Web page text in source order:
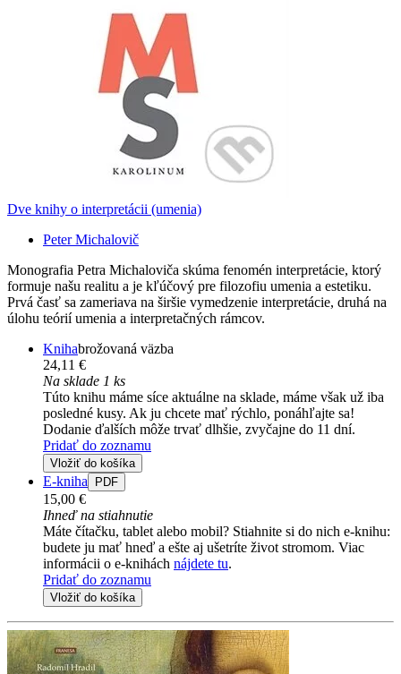
Dve knihy o interpretácii (umenia)
Peter Michalovič
Monografia Petra Michaloviča skúma fenomén interpretácie, ktorý
formuje našu realitu a je kľúčový pre filozofiu umenia a estetiku.
Prvá časť sa zameriava na širšie vymedzenie interpretácie, druhá na
úlohu teórií umenia a interpretačných rámcov.
Knihabrožovaná väzba
24,11 €
Na sklade 1 ks
Túto knihu máme síce aktuálne na sklade, máme však už iba
posledné kusy. Ak ju chcete mať rýchlo, ponáhľajte sa!
Dodanie ďalších môže trvať dlhšie, zvyčajne do 11 dní.
Pridať do zoznamu
Vložiť do košíka
E-kniha PDF
15,00 €
Ihneď na stiahnutie
Máte čítačku, tablet alebo mobil? Stiahnite si do nich e-knihu:
budete ju mať hneď a ešte aj ušetríte život stromom. Viac
informácii o e-knihách nájdete tu.
Pridať do zoznamu
Vložiť do košíka